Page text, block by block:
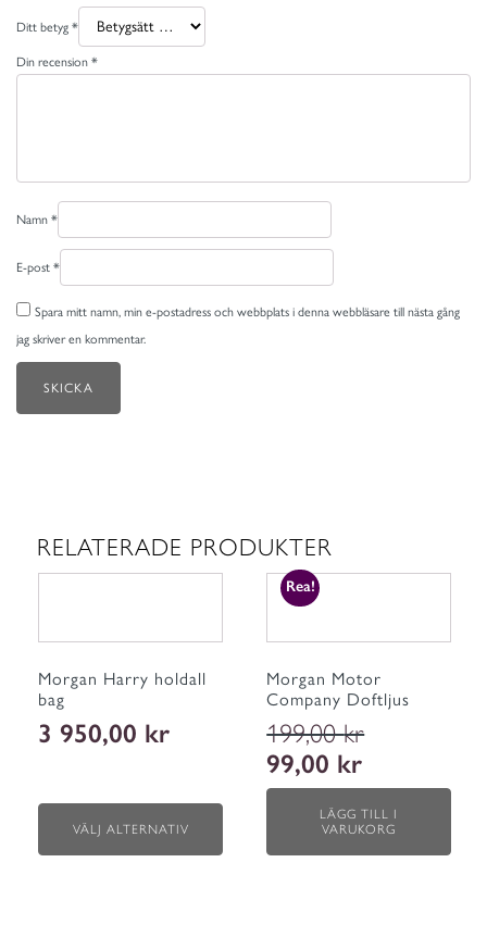
Ditt betyg *
Din recension *
Namn *
E-post *
Spara mitt namn, min e-postadress och webbplats i denna webbläsare till nästa gång
jag skriver en kommentar.
RELATERADE PRODUKTER
Morgan Harry holdall
bag
3 950,00 kr
VÄLJ ALTERNATIV
har
varianter.
De
olika
alternativen
på
produktsidan
Rea!
Morgan Motor
Company Doftljus
199,00kr
Det
ursprungliga
99,00 krDet
är:
LÄGG TILL I
VARUKORG